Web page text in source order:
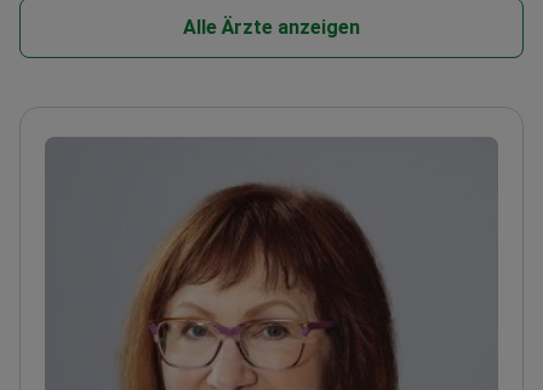
Alle Ärzte anzeigen